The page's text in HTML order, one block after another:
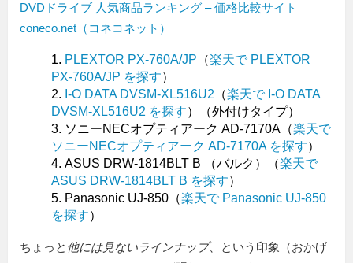
DVDドライブ 人気商品ランキング – 価格比較サイト
coneco.net（コネコネット）
PLEXTOR PX-760A/JP （楽天で PLEXTOR
PX-760A/JP を探す）
I-O DATA DVSM-XL516U2 （楽天で I-O DATA
DVSM-XL516U2 を探す）（外付けタイプ）
ソニーNECオプティアーク AD-7170A（楽天で
ソニーNECオプティアーク AD-7170A を探す）
ASUS DRW-1814BLT B （バルク）（楽天で
ASUS DRW-1814BLT B を探す）
Panasonic UJ-850（楽天で Panasonic UJ-850
を探す）
ちょっと 他には見ないラインナップ、という印象（おかげ